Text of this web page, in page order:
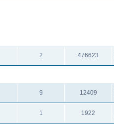
2 476623
9 12409
1 1922